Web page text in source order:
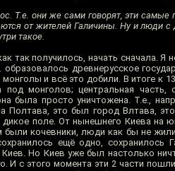
Т.е. они же сами говорят, эти самые
от жителей Галичины. Ну и люди с
такое.
так получилось, начать сначала. Я
древнерусское
и всё это добили. В итоге к
под монголов; центральная часть,
была просто уничтожена. Т.е.,
Полтава, это был город Влтава,
поле. От нынешнего Киева на
были кочевники, люди как бы не
ещё одно, сохранилось
Но Киев уже был настолько
И с этого момента эти 2 части